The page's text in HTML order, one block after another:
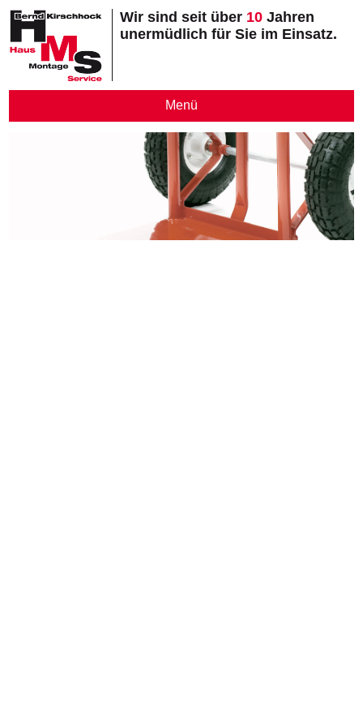
Wir sind seit über 10Jahren
unermüdlich für Sie im Einsatz.
Menü